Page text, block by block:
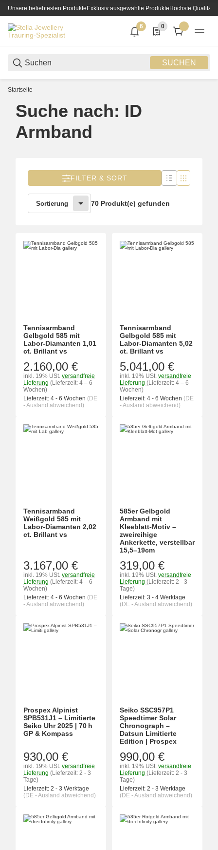
Unsere beliebtesten ProdukteExklusiv ausgewählte ProdukteHöchste Qualität
SUCHEN
6
6 neue Notifizierungen
0
0 Produkte in der
Startseite
Suche nach: ID
Armband
FILTER & SORT
Sortierung 70 Produkt(e) gefunden
Tennisarmband
Gelbgold 585 mit
Labor-Diamanten 1,01
ct. Brillant vs
2.160,00 €
inkl. 19% USt. versandfreie
Lieferung (Lieferzeit: 4 – 6
Wochen)
Lieferzeit: 4 - 6 Wochen (DE
- Ausland abweichend)
Tennisarmband
Gelbgold 585 mit
Labor-Diamanten 5,02
ct. Brillant vs
5.041,00 €
inkl. 19% USt. versandfreie
Lieferung (Lieferzeit: 4 – 6
Wochen)
Lieferzeit: 4 - 6 Wochen (DE
- Ausland abweichend)
Tennisarmband
Weißgold 585 mit
Labor-Diamanten 2,02
ct. Brillant vs
3.167,00 €
inkl. 19% USt. versandfreie
Lieferung (Lieferzeit: 4 – 6
Wochen)
Lieferzeit: 4 - 6 Wochen (DE
- Ausland abweichend)
585er Gelbgold
Armband mit
Kleeblatt-Motiv –
zweireihige
Ankerkette, verstellbar
15,5–19cm
319,00 €
inkl. 19% USt. versandfreie
Lieferung (Lieferzeit: 2 - 3
Tage)
Lieferzeit: 3 - 4 Werktage
(DE - Ausland abweichend)
Prospex Alpinist
SPB531J1 – Limitierte
Seiko Uhr 2025 | 70 h
GP & Kompass
930,00 €
inkl. 19% USt. versandfreie
Lieferung (Lieferzeit: 2 - 3
Tage)
Lieferzeit: 2 - 3 Werktage
(DE - Ausland abweichend)
Seiko SSC957P1
Speedtimer Solar
Chronograph –
Datsun Limitierte
Edition | Prospex
990,00 €
inkl. 19% USt. versandfreie
Lieferung (Lieferzeit: 2 - 3
Tage)
Lieferzeit: 2 - 3 Werktage
(DE - Ausland abweichend)